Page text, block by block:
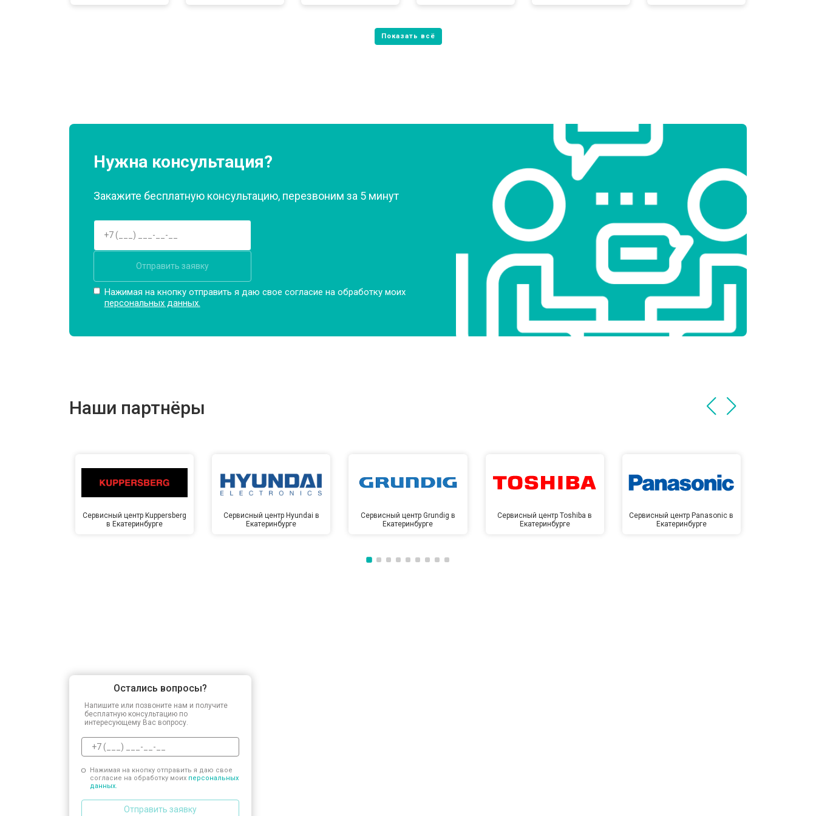
от 80 мин
Нужна консультация?
Закажите бесплатную консультацию, перезвоним за 5 минут
Отправить заявку
Нажимая на кнопку отправить я даю свое согласие на обработку моих
персональных данных.
Наши партнёры
Сервисный центр Kuppersberg
в Екатеринбурге
Сервисный центр Hyundai в
Екатеринбурге
Сервисный центр Grundig в
Екатеринбурге
Сервисный центр Toshiba в
Екатеринбурге
Сервисный центр Panasonic в
Екатеринбурге
Остались вопросы?
Напишите или позвоните нам и получите
бесплатную консультацию по
интересующему Вас вопросу.
Нажимая на кнопку отправить я даю свое
согласие на обработку моих персональных
данных.
Отправить заявку